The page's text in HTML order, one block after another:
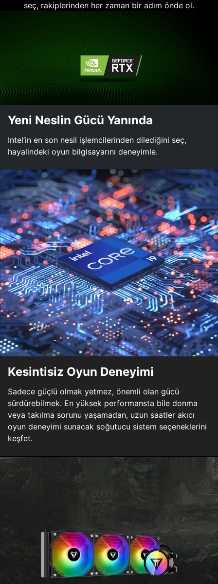
seç, rakiplerinden her zaman bir adım önde ol.
Yeni Neslin Gücü Yanında
Intel’in en son nesil işlemcilerinden dilediğini seç,
hayalindeki oyun bilgisayarını deneyimle.
Kesintisiz Oyun Deneyimi
Sadece güçlü olmak yetmez, önemli olan gücü
sürdürebilmek. En yüksek performansta bile donma
veya takılma sorunu yaşamadan, uzun saatler akıcı
oyun deneyimi sunacak soğutucu sistem seçeneklerini
keşfet.